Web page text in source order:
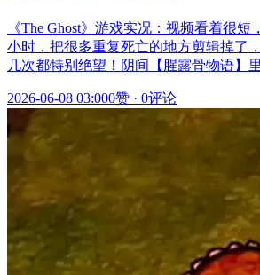
《The Ghost》游戏实况：视频看着很
小时，把很多重复死亡的地方剪辑掉了
几次都特别绝望！阴间【腥露骨物语】
2026-06-08 03:000赞 · 0评论